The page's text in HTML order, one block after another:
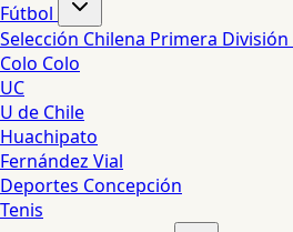
Fútbol
Selección Chilena Primera División
Colo Colo
UC
U de Chile
Huachipato
Fernández Vial
Deportes Concepción
Tenis